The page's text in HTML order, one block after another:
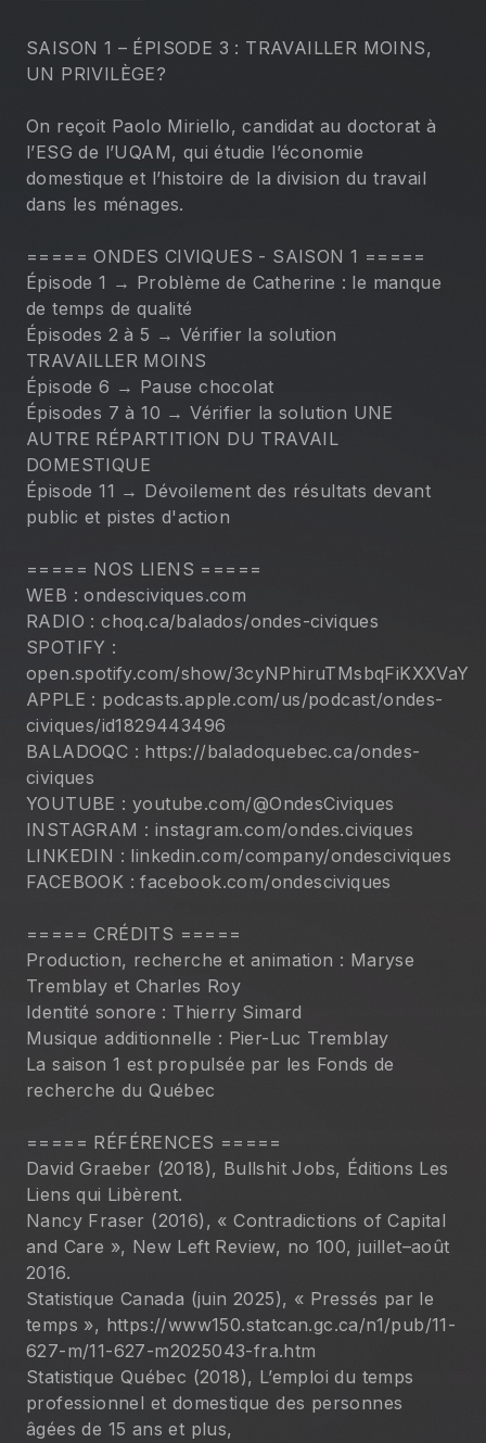
SAISON 1 – ÉPISODE 3 : TRAVAILLER MOINS,
UN PRIVILÈGE?
On reçoit Paolo Miriello, candidat au doctorat à
l’ESG de l’UQAM, qui étudie l’économie
domestique et l’histoire de la division du travail
dans les ménages.
===== ONDES CIVIQUES - SAISON 1 =====
Épisode 1 → Problème de Catherine : le manque
de temps de qualité
Épisodes 2 à 5 → Vérifier la solution
TRAVAILLER MOINS
Épisode 6 → Pause chocolat
Épisodes 7 à 10 → Vérifier la solution UNE
AUTRE RÉPARTITION DU TRAVAIL
DOMESTIQUE
Épisode 11 → Dévoilement des résultats devant
public et pistes d'action
===== NOS LIENS =====
WEB : ondesciviques.com
RADIO : choq.ca/balados/ondes-civiques
SPOTIFY :
open.spotify.com/show/3cyNPhiruTMsbqFiKXXVaY
APPLE : podcasts.apple.com/us/podcast/ondes-
civiques/id1829443496
BALADOQC : https://baladoquebec.ca/ondes-
civiques
YOUTUBE : youtube.com/@OndesCiviques
INSTAGRAM : instagram.com/ondes.civiques
LINKEDIN : linkedin.com/company/ondesciviques
FACEBOOK : facebook.com/ondesciviques
===== CRÉDITS =====
Production, recherche et animation : Maryse
Tremblay et Charles Roy
Identité sonore : Thierry Simard
Musique additionnelle : Pier-Luc Tremblay
La saison 1 est propulsée par les Fonds de
recherche du Québec
===== RÉFÉRENCES =====
David Graeber (2018), Bullshit Jobs, Éditions Les
Liens qui Libèrent.
Nancy Fraser (2016), « Contradictions of Capital
and Care », New Left Review, no 100, juillet–août
2016.
Statistique Canada (juin 2025), « Pressés par le
temps », https://www150.statcan.gc.ca/n1/pub/11-
627-m/11-627-m2025043-fra.htm
Statistique Québec (2018), L’emploi du temps
professionnel et domestique des personnes
âgées de 15 ans et plus,